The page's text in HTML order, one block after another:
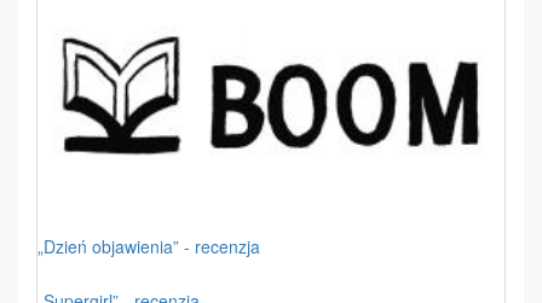
„Dzień objawienia” - recenzja